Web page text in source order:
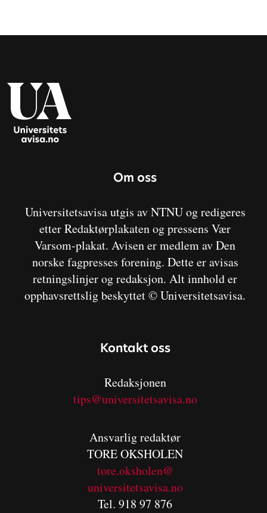
Om oss
Universitetsavisa utgis av NTNU og redigeres
etter Redaktørplakaten og pressens Vær
Varsom-plakat. Avisen er medlem av Den
norske fagpresses forening. Dette er avisas
retningslinjer og redaksjon. Alt innhold er
opphavsrettslig beskyttet © Universitetsavisa.
Kontakt oss
Redaksjonen
tips@universitetsavisa.no
Ansvarlig redaktør
TORE OKSHOLEN
tore.oksholen@
universitetsavisa.no
Tel. 918 97 876